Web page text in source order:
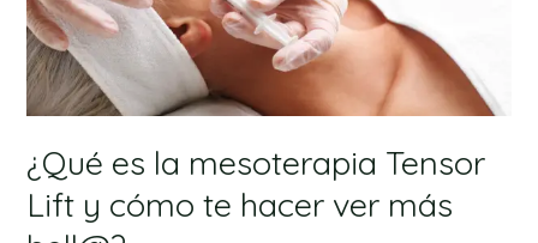
¿Qué es la mesoterapia Tensor
Lift y cómo te hacer ver más
y
cómo
te
hacer
más
bell@?